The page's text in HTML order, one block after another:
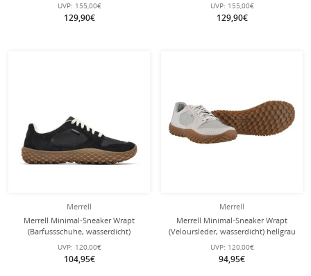
UVP: 155,00€
129,90€
UVP: 155,00€
129,90€
Merrell
Merrell Minimal-Sneaker Wrapt
(Barfussschuhe, wasserdicht)
UVP: 120,00€
104,95€
Merrell
Merrell Minimal-Sneaker Wrapt
(Veloursleder, wasserdicht) hellgrau
UVP: 120,00€
94,95€